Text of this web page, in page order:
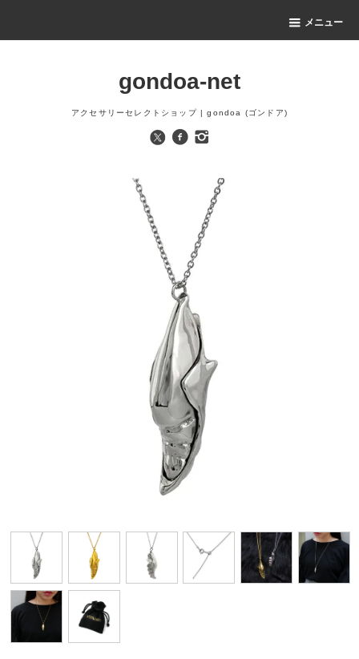
メニュー
gondoa-net
アクセサリーセレクトショップ | gondoa (ゴンドア)